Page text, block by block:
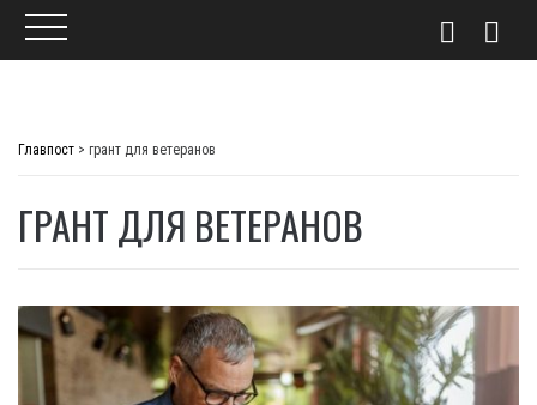
Главпост > грант для ветеранов
ГРАНТ ДЛЯ ВЕТЕРАНОВ